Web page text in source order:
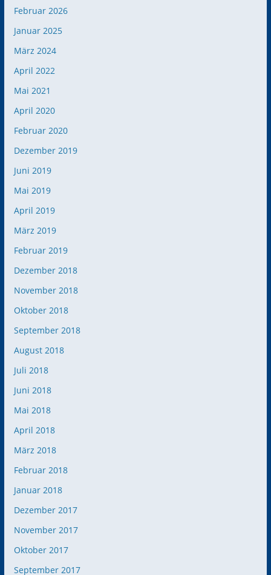
Februar 2026
Januar 2025
März 2024
April 2022
Mai 2021
April 2020
Februar 2020
Dezember 2019
Juni 2019
Mai 2019
April 2019
März 2019
Februar 2019
Dezember 2018
November 2018
Oktober 2018
September 2018
August 2018
Juli 2018
Juni 2018
Mai 2018
April 2018
März 2018
Februar 2018
Januar 2018
Dezember 2017
November 2017
Oktober 2017
September 2017